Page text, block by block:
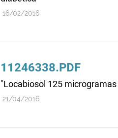
16/02/2016
11246338.PDF
"Locabiosol 125
21/04/2016